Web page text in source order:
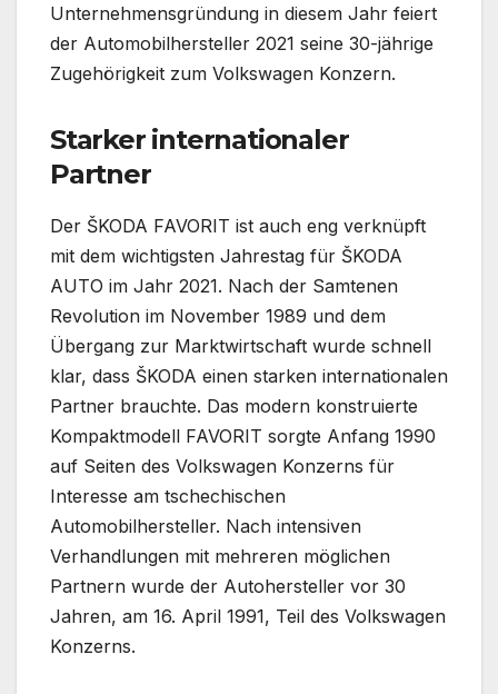
Unternehmensgründung in diesem Jahr feiert
der Automobilhersteller 2021 seine 30-jährige
Zugehörigkeit zum Volkswagen Konzern.
Starker internationaler
Partner
Der ŠKODA FAVORIT ist auch eng verknüpft
mit dem wichtigsten Jahrestag für ŠKODA
AUTO im Jahr 2021. Nach der Samtenen
Revolution im November 1989 und dem
Übergang zur Marktwirtschaft wurde schnell
klar, dass ŠKODA einen starken internationalen
Partner brauchte. Das modern konstruierte
Kompaktmodell FAVORIT sorgte Anfang 1990
auf Seiten des Volkswagen Konzerns für
Interesse am tschechischen
Automobilhersteller. Nach intensiven
Verhandlungen mit mehreren möglichen
Partnern wurde der Autohersteller vor 30
Jahren, am 16. April 1991, Teil des Volkswagen
Konzerns.